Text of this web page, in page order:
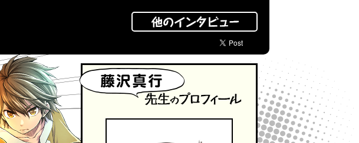
第1回 黒百合姫先生
第3回 村上ゆいち先生
第4回 木野コトラ先生
第5回 藤沢先生・鈴木先生
第6回 竿尾悟先生